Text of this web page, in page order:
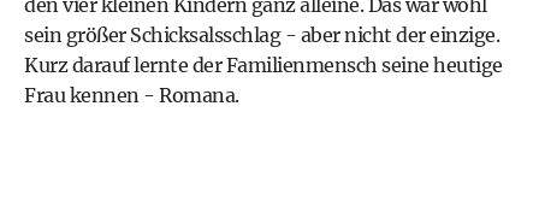
den vier kleinen Kindern ganz alleine. Das war wohl
sein größer Schicksalsschlag - aber nicht der einzige.
Kurz darauf lernte der Familienmensch seine heutige
Frau kennen - Romana.